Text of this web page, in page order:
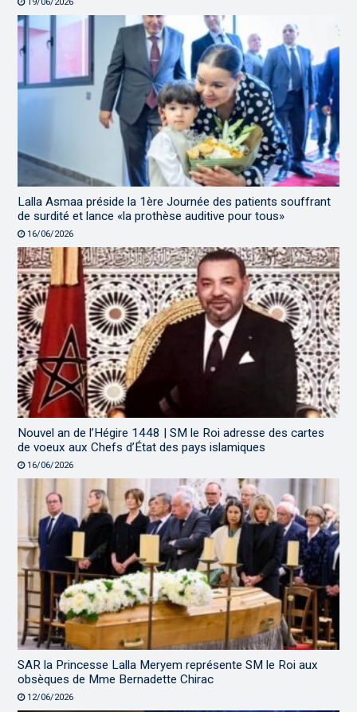
Lalla Asmaa préside la 1ère Journée des patients souffrant
de surdité et lance «la prothèse auditive pour tous»
16/06/2026
Nouvel an de l’Hégire 1448 | SM le Roi adresse des cartes
de voeux aux Chefs d’État des pays islamiques
16/06/2026
SAR la Princesse Lalla Meryem représente SM le Roi aux
obsèques de Mme Bernadette Chirac
12/06/2026